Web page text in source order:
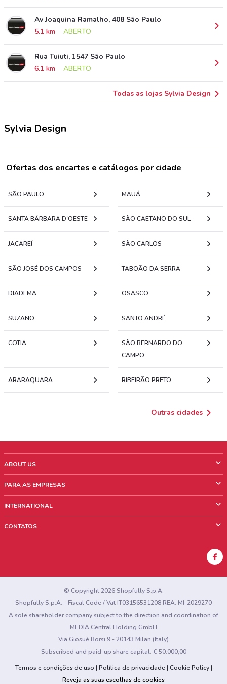
Av Joaquina Ramalho, 408 São Paulo
5.1 km
ABERTO
Rua Tuiuti, 1547 São Paulo
6.1 km
ABERTO
Todas as lojas Sylvia Design
Sylvia Design
Ofertas dos encartes e catálogos por cidade
SÃO PAULO MAUÁ
SANTA BÁRBARA D'OESTE SÃO CAETANO DO SUL
JACAREÍ SÃO CARLOS
SÃO JOSÉ DOS CAMPOS TABOÃO DA SERRA
DIADEMA OSASCO
SUZANO SANTO ANDRÉ
COTIA
SÃO BERNARDO DO
CAMPO
ARARAQUARA RIBEIRÃO PRETO
Outras cidades
ABOUT US
Quem Somos
Trabalhe conosco
PARA AS EMPRESAS
Informações comerciais
INTERNATIONAL
CONTATOS
Encontrou algum problema no site ou no aplicativo?
© Copyright 2026 Shopfully S.p.A.
Shopfully S.p.A. - Fiscal Code / Vat IT03156531208 REA: MI-2029270
A sole shareholder company subject to the direction and coordination of
MEDIA Central Holding GmbH
Via Giosuè Borsi 9 - 20143 Milan (Italy)
Subscribed and paid-up share capital: € 50.000,00
Termos e condições de uso
Política de privacidade
Cookie Policy
Reveja as suas escolhas de cookies